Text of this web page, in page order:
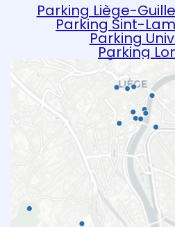
Parking Liège-
Parking Sint-
Parking
Parking